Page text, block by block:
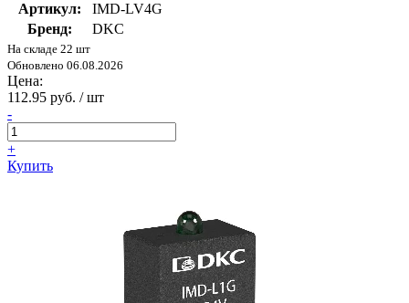
Артикул:
IMD-LV4G
Бренд:
DKC
На складе 22 шт
Обновлено 06.08.2026
Цена:
112.95 руб. / шт
-
+
Купить